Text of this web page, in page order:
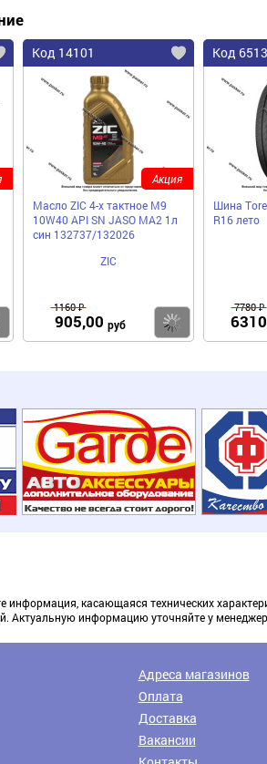
Купить
Код 14101
Масло ZIC 4-х тактное M9
10W40 API SN JASO MA2 1л
син 132737/132026
ZIC
1160 ₽
905,00 руб Купить
Акция
Код
Шина
R16 лето
7780 ₽
информация, касающаяся технических
Актуальную информацию уточняйте у
Адреса магазинов
Оплата
Доставка
Вакансии
Доставка транспортными компаниями